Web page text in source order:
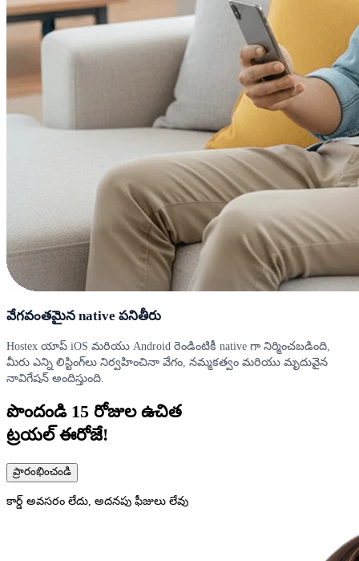
వేగవంతమైన native పనితీరు
Hostex యాప్ iOS మరియు Android రెండింటికీ native గా నిర్మించబడింది,
మీరు ఎన్ని లిస్టింగ్‌లు నిర్వహించినా వేగం, నమ్మకత్వం మరియు మృదువైన
నావిగేషన్ అందిస్తుంది.
పొందండి 15 రోజుల ఉచిత
ట్రయల్ ఈరోజే!
ప్రారంభించండి
కార్డ్ అవసరం లేదు, అదనపు ఫీజులు లేవు